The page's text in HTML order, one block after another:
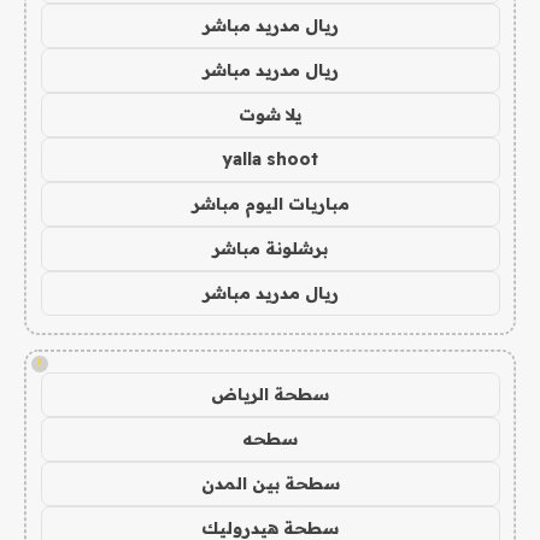
ريال مدريد مباشر
ريال مدريد مباشر
يلا شوت
yalla shoot
مباريات اليوم مباشر
برشلونة مباشر
ريال مدريد مباشر
!
سطحة الرياض
سطحه
سطحة بين المدن
سطحة هيدروليك